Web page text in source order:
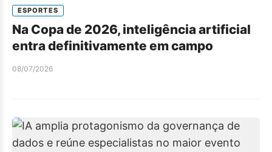
ESPORTES
Na Copa de 2026, inteligência artificial
entra definitivamente em campo
08/07/2026